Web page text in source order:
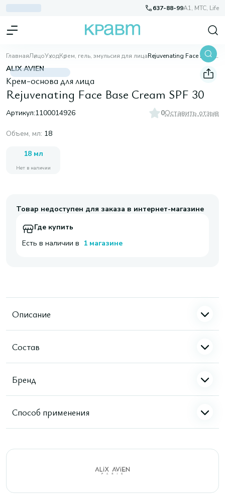
637-88-99A1, МТС, Life
ГлавнаяЛицоУходКрем, гель, эмульсия для лица Rejuvenating Face Base Cream SPF 30
ALIX AVIEN
Крем-основа для лица
Rejuvenating Face Base Cream SPF 30
Артикул:1100014926 0Оставить отзыв
Объем, мл: 18
18 мл
Нет в наличии
Товар недоступен для заказа в интернет-магазине
Где купить
Есть в наличии в 1 магазине
Описание
Состав
Бренд
Способ применения